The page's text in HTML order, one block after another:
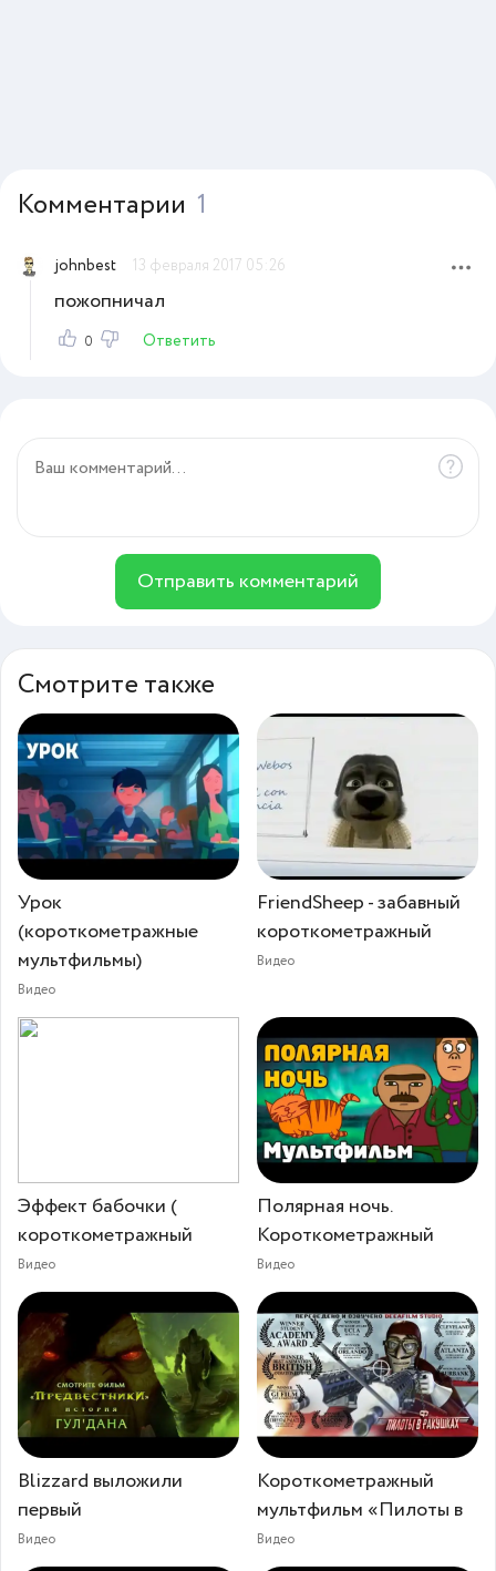
Комментарии 1
johnbest 13 февраля 2017 05:26
пожопничал
0 Ответить
Отправить комментарий
Смотрите также
Урок
(короткометражные
мультфильмы)
Видео
FriendSheep - забавный
короткометражный
Видео
Эффект бабочки (
короткометражный
Видео
Полярная ночь.
Короткометражный
Видео
Blizzard выложили
первый
Видео
Короткометражный
мультфильм «Пилоты в
Видео